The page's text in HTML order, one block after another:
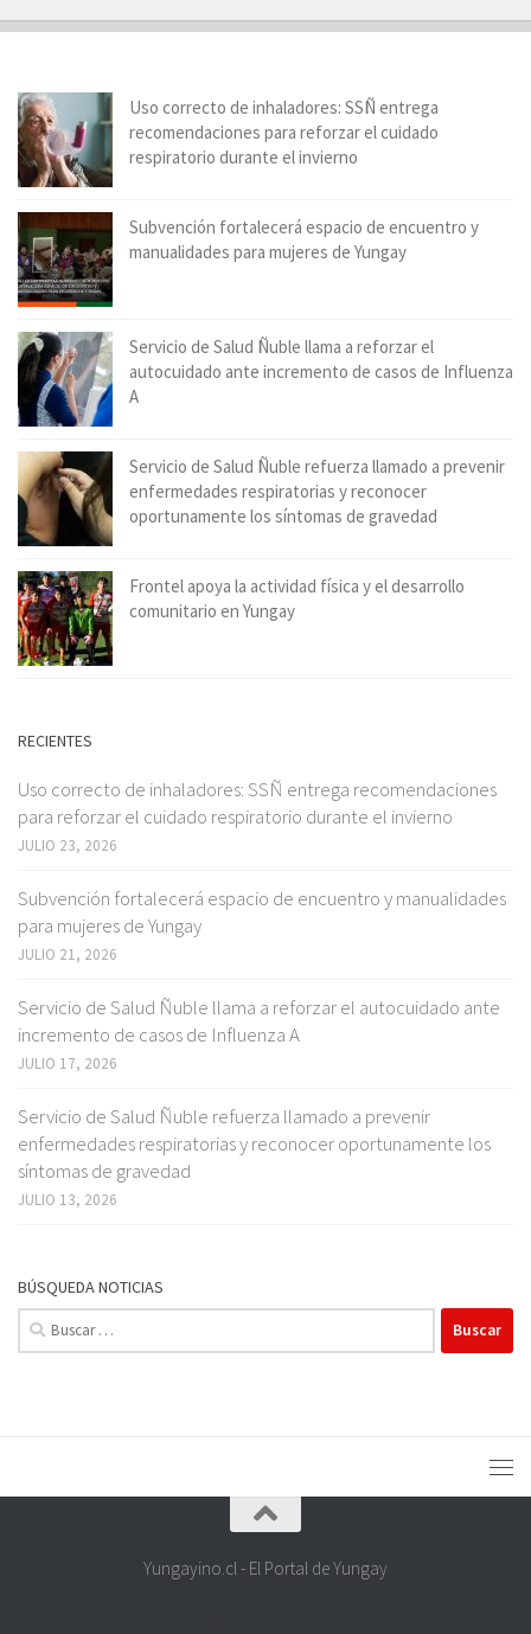
Uso correcto de inhaladores: SSÑ entrega
recomendaciones para reforzar el cuidado
respiratorio durante el invierno
Subvención fortalecerá espacio de encuentro y
manualidades para mujeres de Yungay
Servicio de Salud Ñuble llama a reforzar el
autocuidado ante incremento de casos de Influenza
A
Servicio de Salud Ñuble refuerza llamado a prevenir
enfermedades respiratorias y reconocer
oportunamente los síntomas de gravedad
Frontel apoya la actividad física y el desarrollo
comunitario en Yungay
RECIENTES
Uso correcto de inhaladores: SSÑ entrega recomendaciones
para reforzar el cuidado respiratorio durante el invierno
JULIO 23, 2026
Subvención fortalecerá espacio de encuentro y manualidades
para mujeres de Yungay
JULIO 21, 2026
Servicio de Salud Ñuble llama a reforzar el autocuidado ante
incremento de casos de Influenza A
JULIO 17, 2026
Servicio de Salud Ñuble refuerza llamado a prevenir
enfermedades respiratorias y reconocer oportunamente los
síntomas de gravedad
JULIO 13, 2026
BÚSQUEDA NOTICIAS
Buscar:
Yungayino.cl - El Portal de Yungay